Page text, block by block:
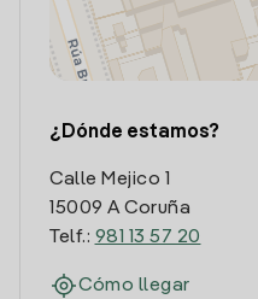
¿Dónde estamos?
Calle Mejico 1
15009 A Coruña
Telf.: 981 13 57 20
Cómo llegar